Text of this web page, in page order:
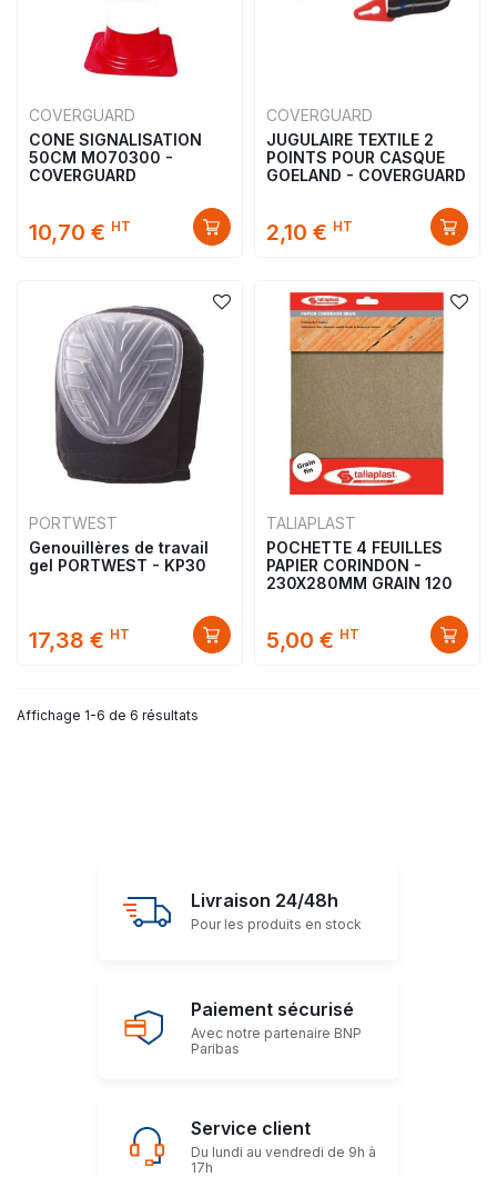
COVERGUARD
CONE SIGNALISATION
50CM MO70300 -
COVERGUARD
10,70 € HT
COVERGUARD
JUGULAIRE TEXTILE 2
POINTS POUR CASQUE
GOELAND - COVERGUARD
2,10 € HT
PORTWEST
Genouillères de travail
gel PORTWEST - KP30
17,38 € HT
TALIAPLAST
POCHETTE 4 FEUILLES
PAPIER CORINDON -
230X280MM GRAIN 120
5,00 € HT
Affichage 1-6 de 6 résultats
Livraison 24/48h
Pour les produits en stock
Paiement sécurisé
Avec notre partenaire BNP
Paribas
Service client
Du lundi au vendredi de 9h à
17h